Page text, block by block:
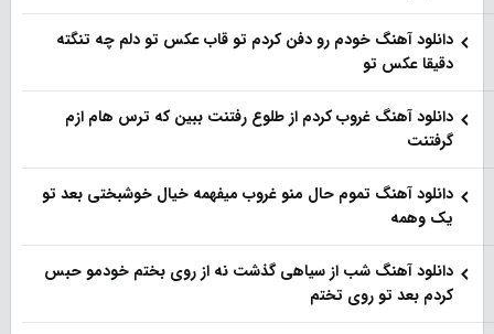
دانلود آهنگ خودم رو دفن کردم تو قاب عکس تو دلم چه تنگته
دقیقا عکس تو
دانلود آهنگ غروب کردم از طلوع رفتنت ببین که ترس هام ازم
گرفتنت
دانلود آهنگ تموم حال منو غروب میفهمه خیال خوشبختی بعد تو
یک وهمه
دانلود آهنگ شب از سیاهی گذشت نه از روی بختم خودمو حبس
کردم بعد تو روی تختم